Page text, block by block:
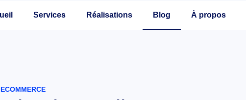
Services Réalisations Blog À propos
ECOMMERCE